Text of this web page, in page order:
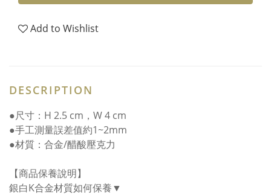
Add to Wishlist
DESCRIPTION
●尺寸：H 2.5 cm，W 4 cm
●手工測量誤差值約1~2mm
●材質：合金/醋酸壓克力
【商品保養說明】
銀白K合金材質如何保養▼